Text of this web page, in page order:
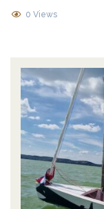
0 Views